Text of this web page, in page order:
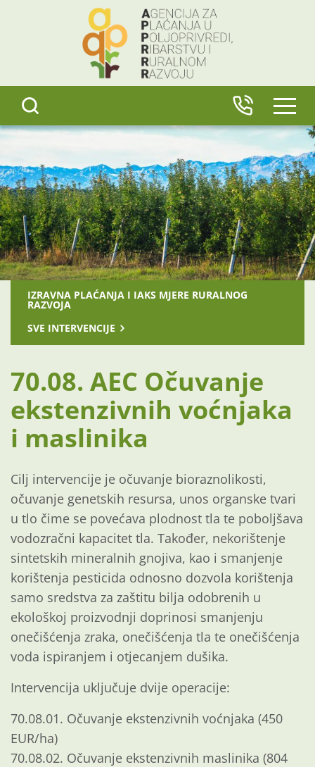
IZRAVNA PLAĆANJA I IAKS MJERE RURALNOG
RAZVOJA
SVE INTERVENCIJE
70.08. AEC Očuvanje
ekstenzivnih voćnjaka
i maslinika
Cilj intervencije je očuvanje bioraznolikosti,
očuvanje genetskih resursa, unos organske tvari
u tlo čime se povećava plodnost tla te poboljšava
vodozračni kapacitet tla. Također, nekorištenje
sintetskih mineralnih gnojiva, kao i smanjenje
korištenja pesticida odnosno dozvola korištenja
samo sredstva za zaštitu bilja odobrenih u
ekološkoj proizvodnji doprinosi smanjenju
onečišćenja zraka, onečišćenja tla te onečišćenja
voda ispiranjem i otjecanjem dušika.
Intervencija uključuje dvije operacije:
70.08.01. Očuvanje ekstenzivnih voćnjaka (450
EUR/ha)
70.08.02. Očuvanje ekstenzivnih maslinika (804